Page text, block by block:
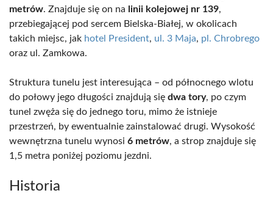
metrów. Znajduje się on na linii kolejowej nr 139,
przebiegającej pod sercem Bielska-Białej, w okolicach
takich miejsc, jak hotel President, ul. 3 Maja, pl. Chrobrego
oraz ul. Zamkowa.
Struktura tunelu jest interesująca – od północnego wlotu
do połowy jego długości znajdują się dwa tory, po czym
tunel zwęża się do jednego toru, mimo że istnieje
przestrzeń, by ewentualnie zainstalować drugi. Wysokość
wewnętrzna tunelu wynosi 6 metrów, a strop znajduje się
1,5 metra poniżej poziomu jezdni.
Historia